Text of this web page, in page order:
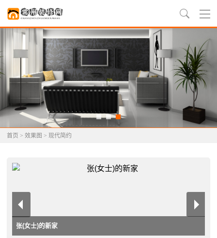
首页 > 效果图 > 现代简约
张(女士)的新家